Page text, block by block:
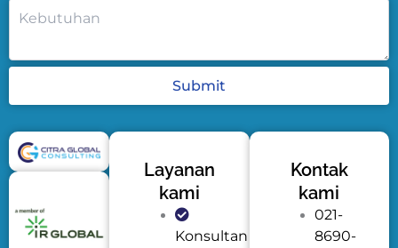
Submit
Layanan
kami
Konsultan
Kontak
kami
021-
8690-